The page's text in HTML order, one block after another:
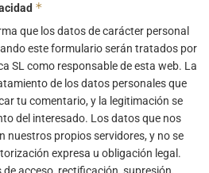
*
que los datos de carácter personal
este formulario serán tratados por
SL como responsable de esta web. La
de los datos personales que
tu comentario, y la legitimación se
del interesado. Los datos que nos
nuestros propios servidores, y no se
expresa u obligación legal.
acceso, rectificación, supresión,